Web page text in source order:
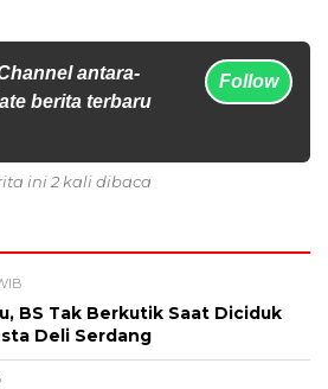
antara-
berita terbaru
Follow
ini 2 kali dibaca
BS Tak Berkutik Saat Diciduk
Deli Serdang